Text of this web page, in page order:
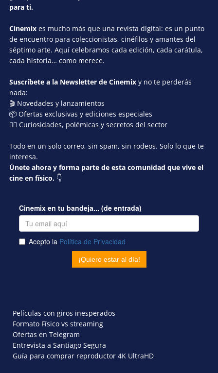
para ti.
Cinemix es mucho más que una revista digital: es un punto
de encuentro para coleccionistas, cinéfilos y amantes del
séptimo arte. Aquí celebramos cada edición, cada carátula,
cada historia… como merece.
Suscríbete a la Newsletter de Cinemix y no te perderás
nada:
🎬 Novedades y lanzamientos
📦 Ofertas exclusivas y ediciones especiales
🕵️‍♂️ Curiosidades, polémicas y secretos del sector
Todo en un solo correo, sin spam, sin rodeos. Solo lo que te
interesa.
Únete ahora y forma parte de esta comunidad que vive el
cine en físico. 👇
Películas con giros inesperados
Formato Físico vs streaming
Ofertas en Telegram
Entrevista a Santiago Segura
Guía para comprar reproductor 4K UltraHD